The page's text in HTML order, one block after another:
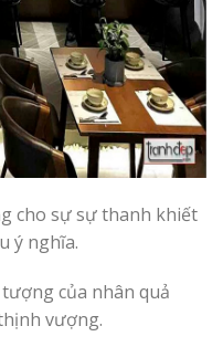
cho sự sự thanh khiết
ý nghĩa.
của nhân quả
vượng.